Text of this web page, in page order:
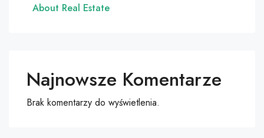
About Real Estate
Najnowsze Komentarze
Brak komentarzy do wyświetlenia.